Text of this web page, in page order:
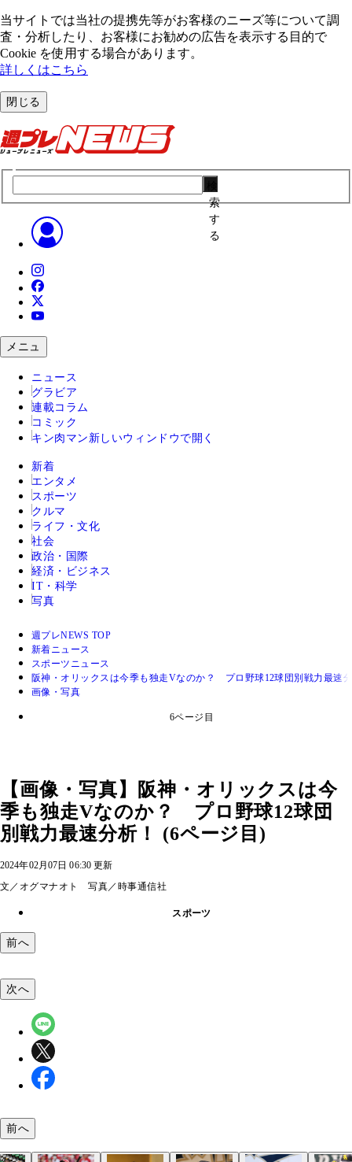
当サイトでは当社の提携先等がお客様のニーズ等について調
査・分析したり、お客様にお勧めの広告を表⽰する⽬的で
Cookie を使⽤する場合があります。
詳しくはこちら
閉じる
索
す
る
メニュ
ニュース
グラビア
連載コラム
コミック
キン肉マン 新しいウィンドウで開く
新着
エンタメ
スポーツ
クルマ
ライフ・文化
社会
政治・国際
経済・ビジネス
IT・科学
写真
週プレNEWS TOP
新着ニュース
スポーツニュース
阪神・オリックスは今季も独走Vなのか？ プロ野球12球団別戦力最速
画像・写真
6ページ目
【画像・写真】阪神・オリックスは今
季も独走Vなのか？ プロ野球12球団
別戦力最速分析！ (6ページ目)
2024年02月07日 06:30 更新
文／オグマナオト 写真／時事通信社
スポーツ
前へ
次へ
前へ